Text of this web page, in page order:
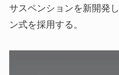
サスペンションを新開発
ン式を採用する。